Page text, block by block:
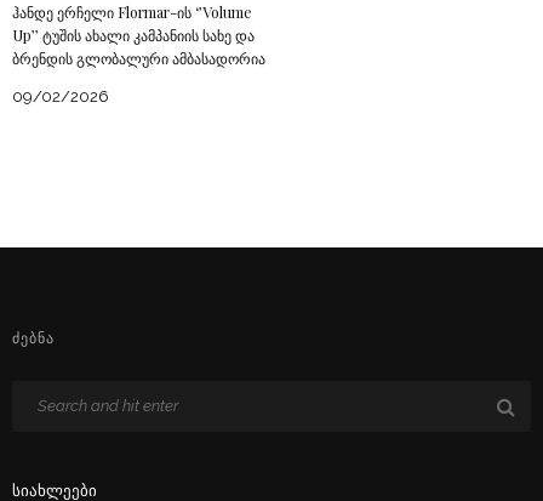
ჰანდე ერჩელი Flormar-ის ‘’Volume
Up’’ ტუშის ახალი კამპანიის სახე და
ბრენდის გლობალური ამბასადორია
09/02/2026
ᲫᲔᲑᲜᲐ
Სიახლეები